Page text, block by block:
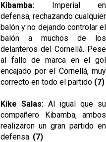
Kibamba: Imperial en
defensa, rechazando cualquier
balón y no dejando controlar el
balón a muchos de los
delanteros del Cornellà. Pese
al fallo de marca en el gol
encajado por el Cornellà, muy
correcto en todo el partido (7)
Kike Salas: Al igual que su
compañero Kibamba, ambos
realizaron un gran partido en
defensa. (7)